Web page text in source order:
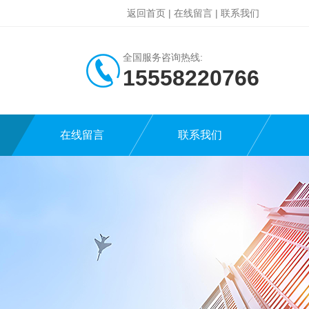
返回首页 | 在线留言 | 联系我们
全国服务咨询热线:
15558220766
在线留言 联系我们